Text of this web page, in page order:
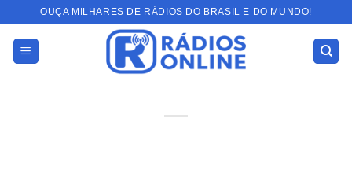
content
OUÇA MILHARES DE RÁDIOS DO BRASIL E DO MUNDO!